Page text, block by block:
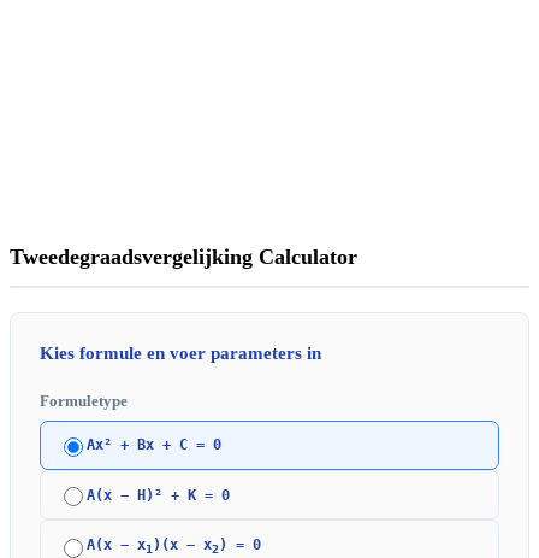
Tweedegraadsvergelijking Calculator
Kies formule en voer parameters in
Formuletype
Ax² + Bx + C = 0
A(x − H)² + K = 0
A(x − x1 )(x − x2 ) = 0